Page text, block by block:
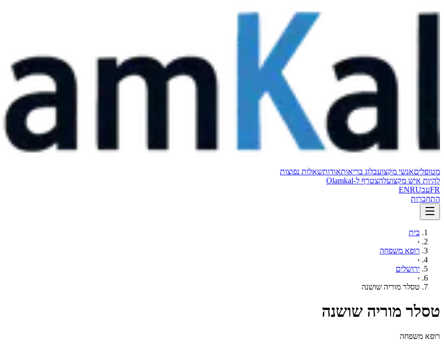
מטופליםאנשי מקצועבלוג בריאותאודותשאלות נפוצות
להיות איש מקצועלהצטרף ל-Olamkal
FRעב ENRU
התחברות
בית
›
רופא משפחה
›
ירושלים
›
טסלר מוריה שושנה
טסלר מוריה שושנה
רופא משפחה